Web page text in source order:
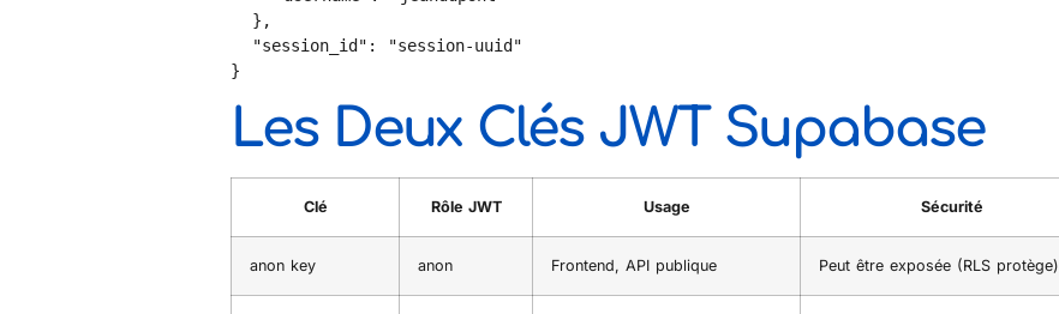
}
Les Deux Clés JWT Supabase
Clé Rôle JWT Usage Sécurité
anon key anon Frontend, API publique Peut être exposée (RLS protège)